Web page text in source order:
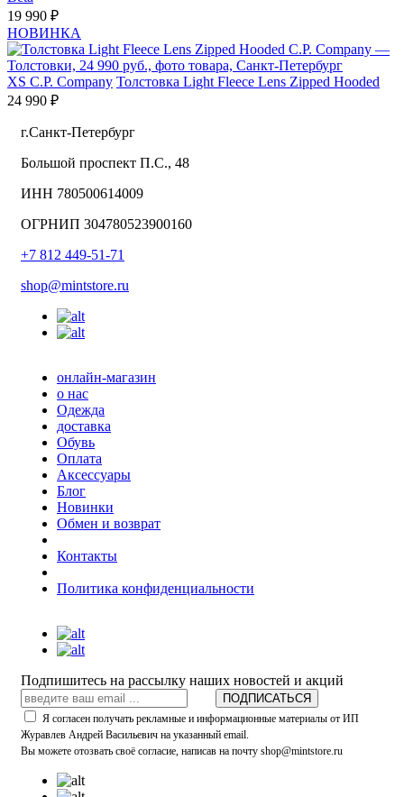
19 990 ₽
НОВИНКА
XS C.P. Company Толстовка Light Fleece Lens Zipped Hooded
24 990 ₽
г.Санкт-Петербург
Большой проспект П.С., 48
ИНН 780500614009
ОГРНИП 304780523900160
+7 812 449-51-71
shop@mintstore.ru
онлайн-магазин
о нас
Одежда
доставка
Обувь
Оплата
Аксессуары
Блог
Новинки
Обмен и возврат
Контакты
Политика конфиденциальности
Подпишитесь на рассылку наших новостей и акций
ПОДПИСАТЬСЯ
Я согласен получать рекламные и информационные материалы от ИП
Журавлев Андрей Васильевич на указанный email.
Вы можете отозвать своё согласие, написав на почту shop@mintstore.ru